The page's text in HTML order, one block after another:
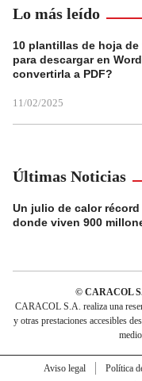
Lo más leído
10 plantillas de hoja
para descargar en
convertirla a PDF?
11/02/2025
Últimas Noticias
Un julio de calor
donde viven 900
© CARACOL
CARACOL S.A. realiza una
y otras prestaciones accesibles
Aviso legal Política